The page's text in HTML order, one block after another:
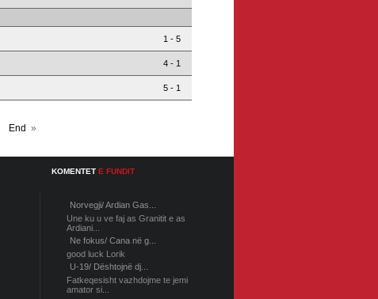
1 - 5
4 - 1
5 - 1
End »
KOMENTET E FUNDIT
Norvegji/ Ardian Gas...
Une ku u ve faj as Granitit e as
Ardiani...
Ne fokus/ Cana në g...
good luck Lorik
U-19/ Dështojnë dj...
Fatkeqesisht vazhdojme te jemi
amator si...